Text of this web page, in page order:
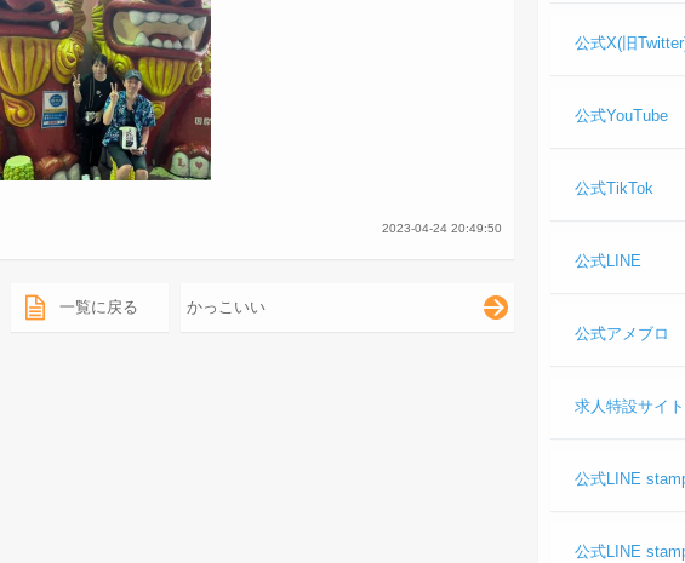
2023-04-24 20:49:50
一覧に戻る かっこいい
公式X(旧
公式YouTube
公式TikTok
公式LINE
公式アメブロ
求人特設サイト